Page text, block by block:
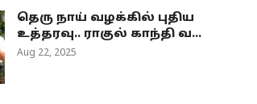
தெரு நாய் வழக்கில் புதிய
உத்தரவு.. ராகுல் காந்தி வ...
Aug 22, 2025